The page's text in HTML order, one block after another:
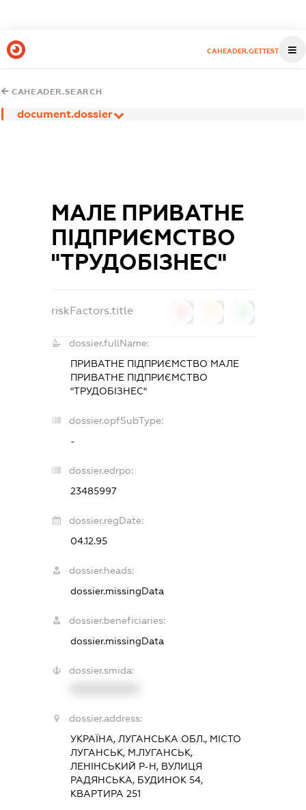
CAHEADER.GETTEST
CAHEADER.SEARCH
document.dossier
МАЛЕ ПРИВАТНЕ
ПІДПРИЄМСТВО
"ТРУДОБІЗНЕС"
riskFactors.title
dossier.fullName:
ПРИВАТНЕ ПІДПРИЄМСТВО МАЛЕ
ПРИВАТНЕ ПІДПРИЄМСТВО
"ТРУДОБІЗНЕС"
dossier.opfSubType:
-
dossier.edrpo:
23485997
dossier.regDate:
04.12.95
dossier.heads:
dossier.missingData
dossier.beneficiaries:
dossier.missingData
dossier.smida:
dossier.address:
УКРАЇНА, ЛУГАНСЬКА ОБЛ., МІСТО
ЛУГАНСЬК, М.ЛУГАНСЬК,
ЛЕНІНСЬКИЙ Р-Н, ВУЛИЦЯ
РАДЯНСЬКА, БУДИНОК 54,
КВАРТИРА 251